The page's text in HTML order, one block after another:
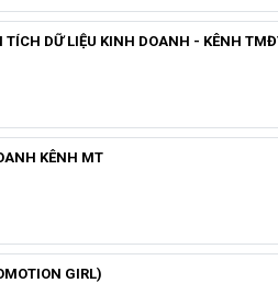
TÍCH DỮ LIỆU KINH DOANH - KÊNH
KÊNH MT
GIRL)